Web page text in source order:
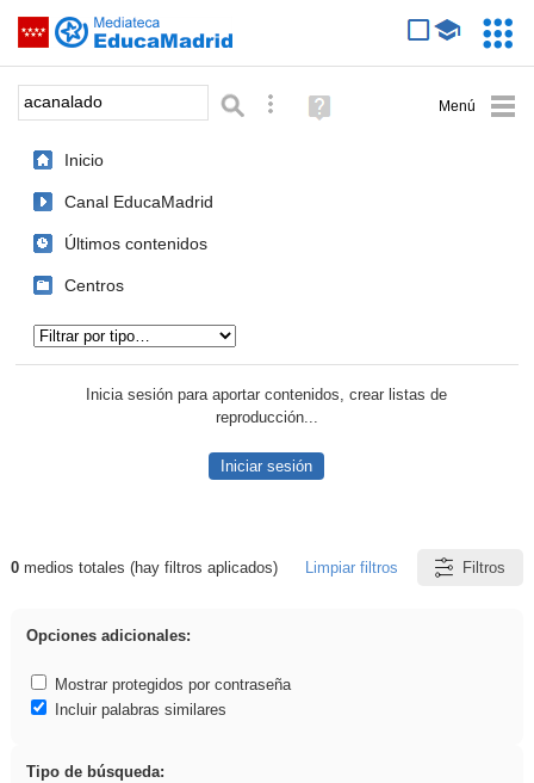
Saltar navegación
Palabra o frase: Búsqueda avanzada
Ayuda
(en
Inicio
Canal EducaMadrid
Últimos contenidos
Centros
Inicia sesión para aportar contenidos, crear listas de
reproducción...
Iniciar sesión
Resultados de: acanalado
0medios totales (hay filtros aplicados) Limpiar filtros Filtros
Opciones adicionales:
Mostrar protegidos por contraseña
Incluir palabras similares
Tipo de búsqueda: